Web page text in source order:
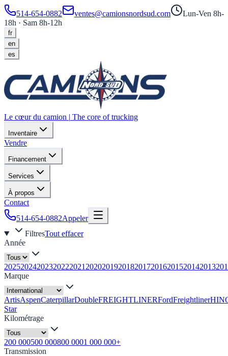
514-654-0882 ventes@camionsnordsud.com
Lun-Ven 8h-
18h · Sam 8h-12h
fr
en
es
Le cœur du camion | The core of trucking
Inventaire
Vendre
Financement
Services
À propos
Contact
514-654-0882Appeler
FiltresTout effacer
Année
20252024202320222021 20202019201820172016201520142013
Marque
ArtisAspenCaterpillarDoubleFREIGHTLINERFordFreightliner
Star
Kilométrage
200 000500 000800 0001 000 000+
Transmission